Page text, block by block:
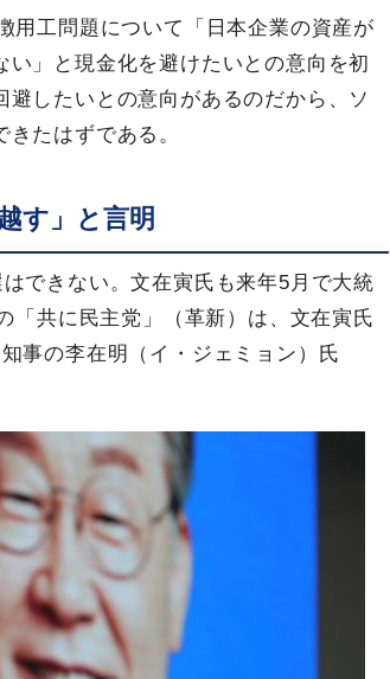
用工問題について「日本企業の資産が
」と現金化を避けたいとの意向を初
したいとの意向があるのだから、ソ
たはずである。
す」と言明
できない。文在寅氏も来年5月で大統
「共に民主党」（革新）は、文在寅氏
事の李在明（イ・ジェミョン）氏